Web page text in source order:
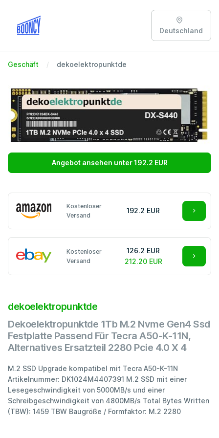
Deutschland
Geschäft dekoelektropunktde
Angebot ansehen unter 192.2 EUR
Kostenloser
Versand
192.2 EUR
Kostenloser
Versand
126.2 EUR
212.20 EUR
dekoelektropunktde
Dekoelektropunktde 1Tb M.2 Nvme Gen4 Ssd
Festplatte Passend Für Tecra A50-K-11N,
Alternatives Ersatzteil 2280 Pcie 4.0 X 4
M.2 SSD Upgrade kompatibel mit Tecra A50-K-11N
Artikelnummer: DK1024M4407391 M.2 SSD mit einer
Lesegeschwindigkeit von 5000MB/s und einer
Schreibgeschwindigkeit von 4800MB/s Total Bytes Written
(TBW): 1459 TBW Baugröße / Formfaktor: M.2 2280